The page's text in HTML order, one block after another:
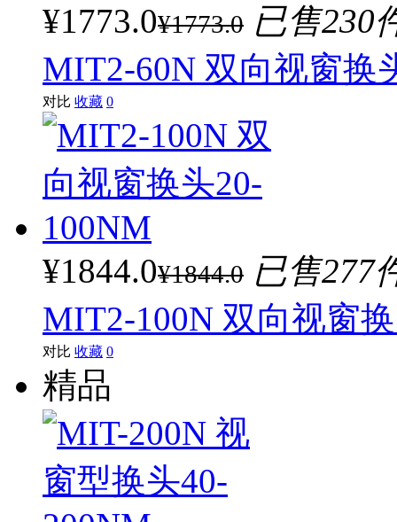
¥1773.0¥1773.0 已售230
MIT2-60N 双向视窗换
对比 收藏 0
¥1844.0¥1844.0 已售277
MIT2-100N 双向视窗
对比 收藏 0
精品